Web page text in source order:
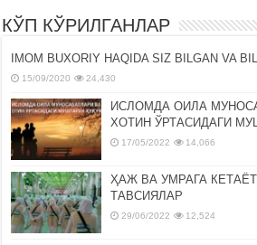
КЎП КЎРИЛГАНЛАР
IMOM BUXORIY HAQIDA SIZ BILGAN VA
15/09/2020 24,430
ИСЛОМДА ОИЛА
ХОТИН ЎРТАСИДАГИ
17/05/2022 14,066
ҲАЖ ВА УМРАГА
ТАВСИЯЛАР
29/06/2022 12,524